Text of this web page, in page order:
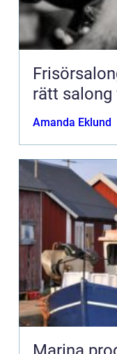
rätt
Amanda Eklund